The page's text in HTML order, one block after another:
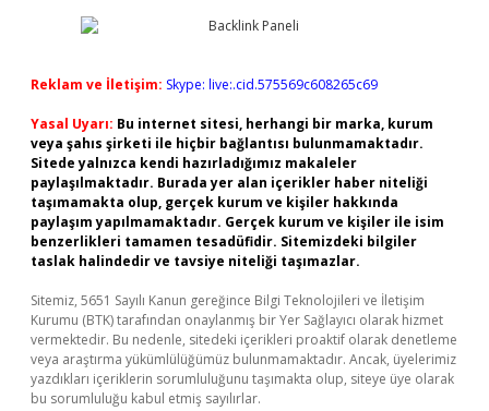
Reklam ve İletişim: Skype: live:.cid.575569c608265c69
Yasal Uyarı: Bu internet sitesi, herhangi bir marka, kurum
veya şahıs şirketi ile hiçbir bağlantısı bulunmamaktadır.
Sitede yalnızca kendi hazırladığımız makaleler
paylaşılmaktadır. Burada yer alan içerikler haber niteliği
taşımamakta olup, gerçek kurum ve kişiler hakkında
paylaşım yapılmamaktadır. Gerçek kurum ve kişiler ile isim
benzerlikleri tamamen tesadüfidir. Sitemizdeki bilgiler
taslak halindedir ve tavsiye niteliği taşımazlar.
Sitemiz, 5651 Sayılı Kanun gereğince Bilgi Teknolojileri ve İletişim
Kurumu (BTK) tarafından onaylanmış bir Yer Sağlayıcı olarak hizmet
vermektedir. Bu nedenle, sitedeki içerikleri proaktif olarak denetleme
veya araştırma yükümlülüğümüz bulunmamaktadır. Ancak, üyelerimiz
yazdıkları içeriklerin sorumluluğunu taşımakta olup, siteye üye olarak
bu sorumluluğu kabul etmiş sayılırlar.